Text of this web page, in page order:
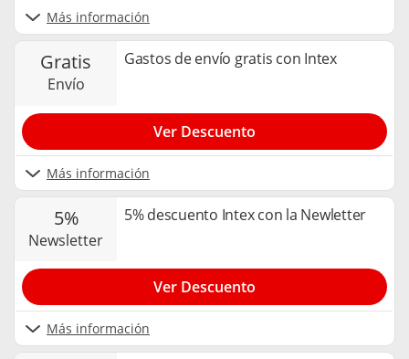
Más información
gratis
envío
Gastos de envío gratis con Intex
Más información
Ver Descuento
5%
newsletter
5% descuento Intex con la Newletter
Más información
Ver Descuento